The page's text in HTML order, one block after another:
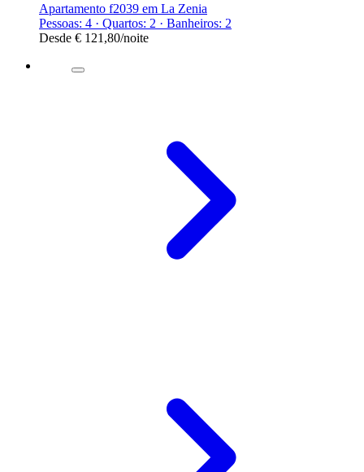
Apartamento f2039 em La Zenia
Pessoas: 4 · Quartos: 2 · Banheiros: 2
Desde € 121,80/noite